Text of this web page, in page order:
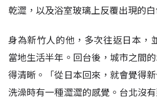
乾澀，以及浴室玻璃上反覆出現的白
身為新竹人的他，多次往返日本，
當地生活半年。回台後，城市之間
得清晰。「從日本回來，就會覺得
洗澡時有一種澀澀的感覺。台北沒